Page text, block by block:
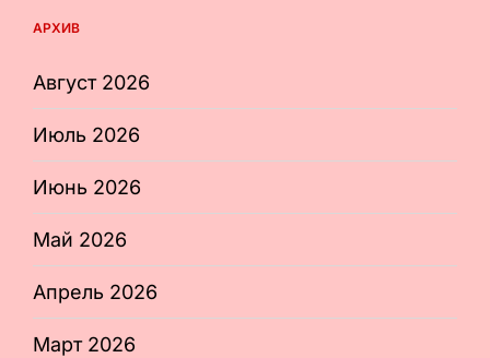
АРХИВ
Август 2026
Июль 2026
Июнь 2026
Май 2026
Апрель 2026
Март 2026